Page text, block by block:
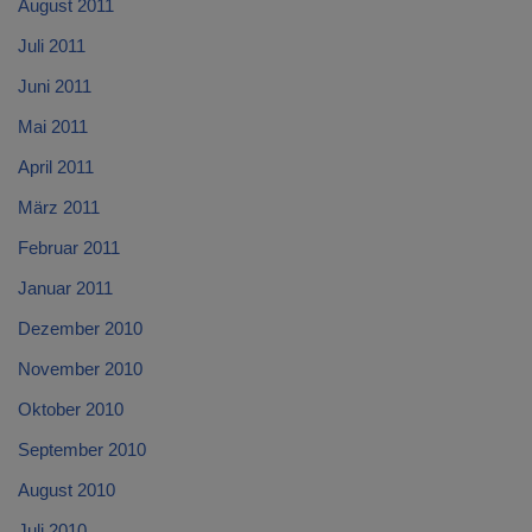
August 2011
Juli 2011
Juni 2011
Mai 2011
April 2011
März 2011
Februar 2011
Januar 2011
Dezember 2010
November 2010
Oktober 2010
September 2010
August 2010